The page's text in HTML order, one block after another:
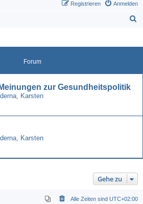
Anmelden
Registrieren
Forum
zur Gesundheitspolitik
, Karsten
, Karsten
Gehe zu
Alle Zeiten sind UTC+02:00